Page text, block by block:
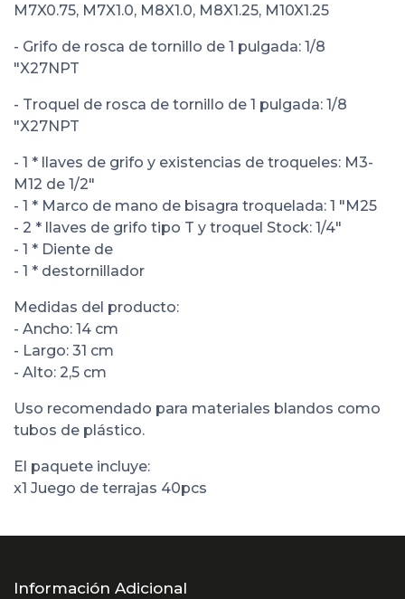
M7X0.75, M7X1.0, M8X1.0, M8X1.25, M10X1.25
- Grifo de rosca de tornillo de 1 pulgada: 1/8
"X27NPT
- Troquel de rosca de tornillo de 1 pulgada: 1/8
"X27NPT
- 1 * llaves de grifo y existencias de troqueles: M3-
M12 de 1/2"
- 1 * Marco de mano de bisagra troquelada: 1 "M25
- 2 * llaves de grifo tipo T y troquel Stock: 1/4"
- 1 * Diente de
- 1 * destornillador
Medidas del producto:
- Ancho: 14 cm
- Largo: 31 cm
- Alto: 2,5 cm
Uso recomendado para materiales blandos como
tubos de plástico.
El paquete incluye:
x1 Juego de terrajas 40pcs
Información Adicional